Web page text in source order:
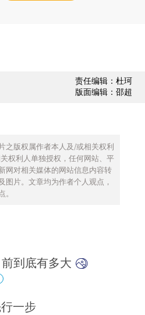
责任编辑：杜珂
版面编辑：邵超
之版权属作者本人及/或相关权利
权利人单独授权，任何网站、平
网对相关媒体的网站信息内容转
图片。文章均为作者个人观点，
到底有多大
一步